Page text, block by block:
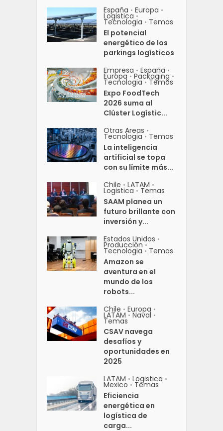
España • Europa •
Logistica •
Tecnologia • Temas
El potencial
energético de los
parkings logísticos
Empresa • España •
Europa • Packaging •
Tecnologia • Temas
Expo FoodTech
2026 suma al
Clúster Logístic...
Otras Areas •
Tecnologia • Temas
La inteligencia
artificial se topa
con su límite más...
Chile • LATAM •
Logistica • Temas
SAAM planea un
futuro brillante con
inversión y...
Estados Unidos •
Producción •
Tecnologia • Temas
Amazon se
aventura en el
mundo de los
robots...
Chile • Europa •
LATAM • Naval •
Temas
CSAV navega
desafíos y
oportunidades en
2025
LATAM • Logistica •
Mexico • Temas
Eficiencia
energética en
logística de
carga...